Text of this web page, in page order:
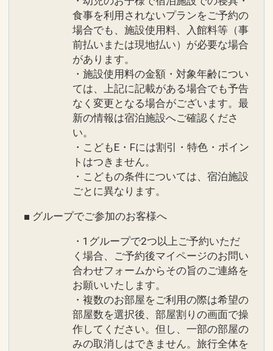
食事を利用されないプランをご予約の
場合でも、施設使用料、入館料等（事
前払いまたは現地払い）が必要な場合
があります。
・施設使用料の金額・対象年齢につい
ては、上記に記載がある場合でも予告
なく変更となる場合がございます。最
新の情報は宿泊施設へご確認くださ
い。
・こどもE・Fには割引・特色・ポイン
トはつきません。
・こどもの条件については、宿泊施設
ごとに異なります。
■ グループでご参加のお客様へ
・1グループで2つ以上ご予約いただ
く場合、ご予約後マイページのお問い
合わせフォームからその旨のご連絡を
お願いいたします。
・複数のお部屋をご利用の際は希望の
部屋数を選択後、部屋割りの画面で操
作してください。但し、一部の部屋の
みの取消しはできません。旅行全体を